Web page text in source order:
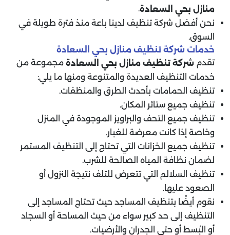
منازل بحي السعادة.
نحن أفضل شركة تنظيف لدينا باعة منذ فترة طويلة في
السوق.
خدمات شركة تنظيف منازل بحي السعادة
تقدم شركة تنظيف منازل بحي السعادة مجموعة من
خدمات التنظيف العديدة والمتنوعة ومنها ما يلي:
تنظيف الحمامات بأحدث الطرق والمنظفات.
تنظيف جميع ستائر المكان.
تنظيف جميع التحف والبراويز الموجودة في المنزل
وخاصة إذا كانت معرضة للغبار.
تنظيف جميع الخزانات التي تحتاج إلى التنظيف المستمر
لضمان نظافة المياه الصالحة للشرب.
تنظيف السلالم التي تتعرض للتلف نتيجة النزول أو
الصعود عليها.
نقوم أيضًا بتنظيف المساجد حيث تحتاج المساجد إلى
التنظيف إلى حد كبير سواء من حيث المساحة أو السجاد
أو البُسط أو حتى الجدران والأرضيات.